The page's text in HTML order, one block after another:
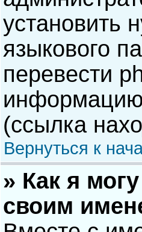
установить
языкового
перевести
информацию
(ссылка
Вернуться к
» Как я
своим